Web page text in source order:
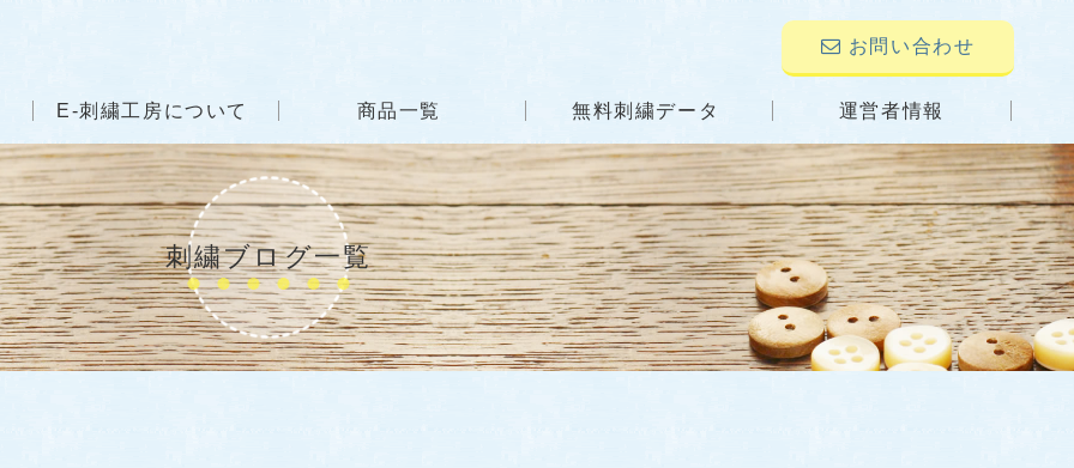
お問い合わせ
E-刺繍工房について 商品一覧 無料刺繍データ 運営者情報
刺繍ブログ一覧